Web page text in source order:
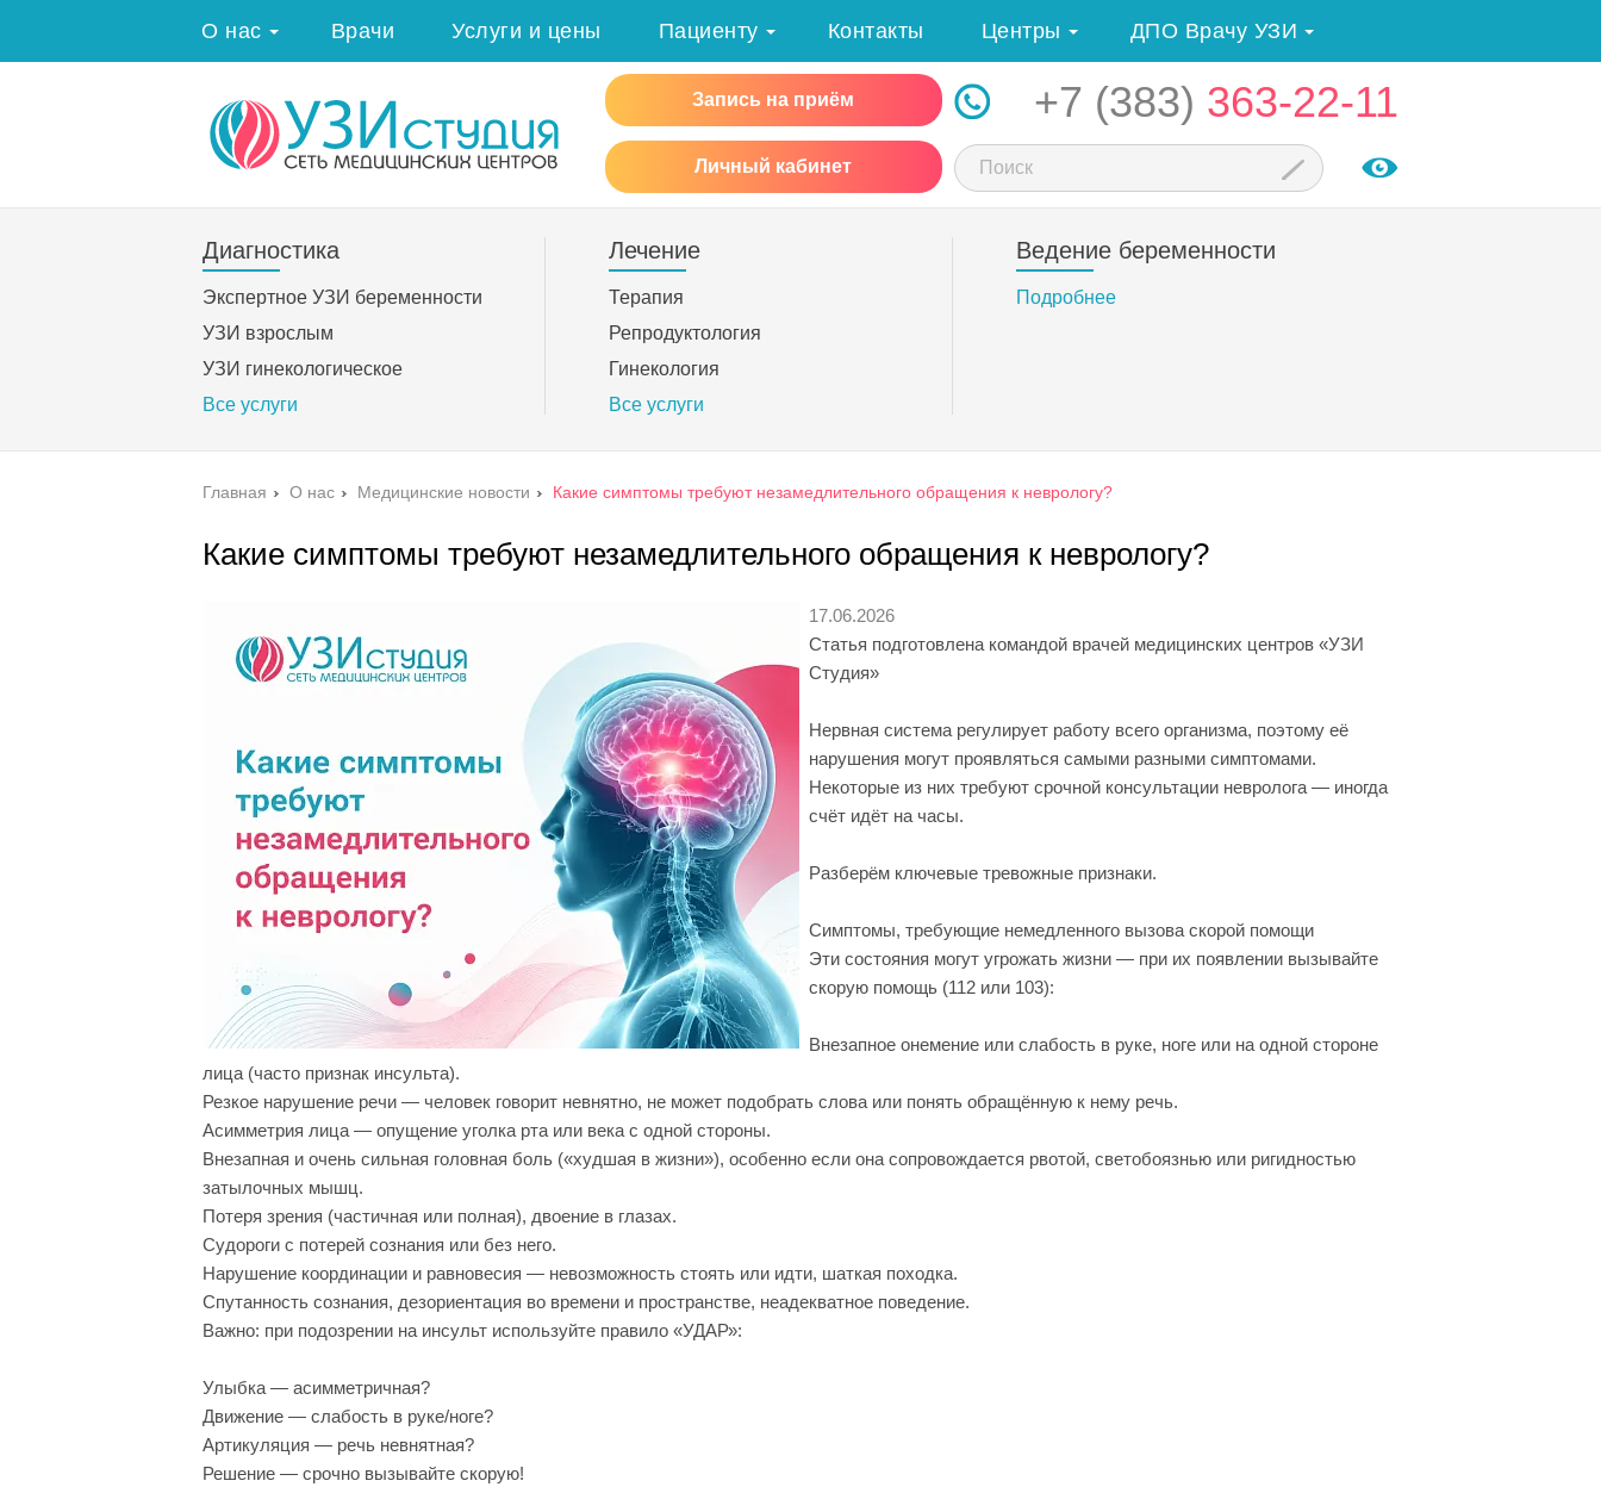
О нас Врачи Услуги и цены Пациенту Контакты Центры ДПО Врачу УЗИ
Запись на приём +7 (383) 363-22-11
Личный кабинет
Диагностика
Экспертное УЗИ беременности
УЗИ взрослым
УЗИ гинекологическое
Все услуги
Лечение
Терапия
Репродуктология
Гинекология
Все услуги
Ведение беременности
Подробнее
Главная › О нас › Медицинские новости › Какие симптомы требуют незамедлительного обращения к неврологу?
Какие симптомы требуют незамедлительного обращения к неврологу?
17.06.2026
Статья подготовлена командой врачей медицинских центров «УЗИ
Студия»
Нервная система регулирует работу всего организма, поэтому её
нарушения могут проявляться самыми разными симптомами.
Некоторые из них требуют срочной консультации невролога — иногда
счёт идёт на часы.
Разберём ключевые тревожные признаки.
Симптомы, требующие немедленного вызова скорой помощи
Эти состояния могут угрожать жизни — при их появлении вызывайте
скорую помощь (112 или 103):
Внезапное онемение или слабость в руке, ноге или на одной стороне
лица (часто признак инсульта).
Резкое нарушение речи — человек говорит невнятно, не может подобрать слова или понять обращённую к нему речь.
Асимметрия лица — опущение уголка рта или века с одной стороны.
Внезапная и очень сильная головная боль («худшая в жизни»), особенно если она сопровождается рвотой, светобоязнью или ригидностью
затылочных мышц.
Потеря зрения (частичная или полная), двоение в глазах.
Судороги с потерей сознания или без него.
Нарушение координации и равновесия — невозможность стоять или идти, шаткая походка.
Спутанность сознания, дезориентация во времени и пространстве, неадекватное поведение.
Важно: при подозрении на инсульт используйте правило «УДАР»:
Улыбка — асимметричная?
Движение — слабость в руке/ноге?
Артикуляция — речь невнятная?
Решение — срочно вызывайте скорую!